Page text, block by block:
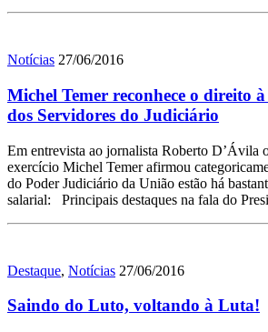
Notícias 27/06/2016
Michel Temer reconhece o direito
dos Servidores do Judiciário
Em entrevista ao jornalista Roberto D’Ávila
exercício Michel Temer afirmou
do Poder Judiciário da União estão há
salarial: Principais destaques na fala do
Destaque, Notícias 27/06/2016
Saindo do Luto, voltando à Luta!